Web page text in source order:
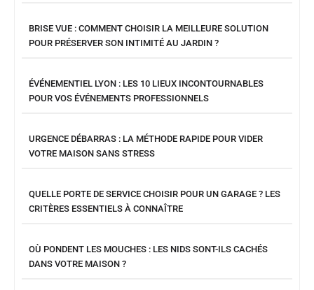
BRISE VUE : COMMENT CHOISIR LA MEILLEURE SOLUTION
POUR PRÉSERVER SON INTIMITÉ AU JARDIN ?
ÉVÉNEMENTIEL LYON : LES 10 LIEUX INCONTOURNABLES
POUR VOS ÉVÉNEMENTS PROFESSIONNELS
URGENCE DÉBARRAS : LA MÉTHODE RAPIDE POUR VIDER
VOTRE MAISON SANS STRESS
QUELLE PORTE DE SERVICE CHOISIR POUR UN GARAGE ? LES
CRITÈRES ESSENTIELS À CONNAÎTRE
OÙ PONDENT LES MOUCHES : LES NIDS SONT-ILS CACHÉS
DANS VOTRE MAISON ?